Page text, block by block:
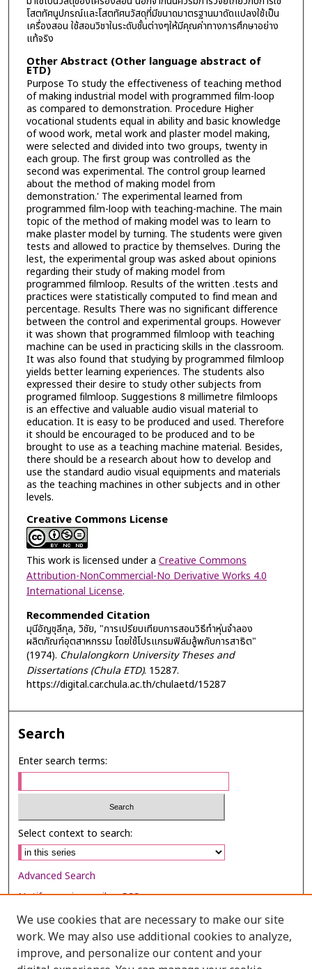
โสตทัศนูปกรณ์และโสตทัศนวัสดุที่มีขนาดมาตรฐานมาดัดแปลงใช้เป็น
เครื่องสอน ใช้สอนวิชาในระดับชั้นต่างๆให้มีคุณค่าทางการศึกษาอย่าง
แท้จริง
Other Abstract (Other language abstract of
ETD)
Purpose To study the effectiveness of teaching method
of making industrial model with programmed film-loop
as compared to demonstration. Procedure Higher
vocational students equal in ability and basic knowledge
of wood work, metal work and plaster model making,
were selected and divided into two groups, twenty in
each group. The first group was controlled as the
second was experimental. The control group learned
about the method of making model from
demonstration.' The experimental learned from
programmed film-loop with teaching-machine. The main
topic of the method of making model was to learn to
make plaster model by turning. The students were given
tests and allowed to practice by themselves. During the
lest, the experimental group was asked about opinions
regarding their study of making model from
programmed filmloop. Results of the written .tests and
practices were statistically computed to find mean and
percentage. Results There was no significant difference
between the control and experimental groups. However
it was shown that programmed filmloop with teaching
machine can be used in practicing skills in the classroom.
It was also found that studying by programmed filmloop
yields better learning experiences. The students also
expressed their desire to study other subjects from
programed filmloop. Suggestions 8 millimetre filmloops
is an effective and valuable audio visual material to
education. It is easy to be produced and used. Therefore
it should be encouraged to be produced and to be
brought to use as a teaching machine material. Besides,
there should be a research about how to develop and
use the standard audio visual equipments and materials
as the teaching machines in other subjects and in other
levels.
Creative Commons License
This work is licensed under a Creative Commons
Attribution-NonCommercial-No Derivative Works 4.0
International License.
Recommended Citation
มุนีอัญชุลีกุล, วิชัย, "การเปรียบเทียบการสอนวิธีทำหุ่นจำลอง
ผลิตภัณฑ์อุตสาหกรรม โดยใช้โปรแกรมฟิล์มลู้พกับการสาธิต"
(1974). Chulalongkorn University Theses and
Dissertations (Chula ETD). 15287.
https://digital.car.chula.ac.th/chulaetd/15287
Search
Enter search terms:
Select context to search:
Advanced Search
Notify me via email orRSS
Browse
Collections
We use cookies that are necessary to make our site
work. We may also use additional cookies to analyze,
improve, and personalize our content and your